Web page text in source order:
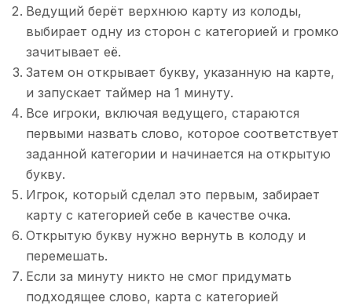
Ведущий берёт верхнюю карту из колоды,
выбирает одну из сторон с категорией и громко
зачитывает её.
Затем он открывает букву, указанную на карте,
и запускает таймер на 1 минуту.
Все игроки, включая ведущего, стараются
первыми назвать слово, которое соответствует
заданной категории и начинается на открытую
букву.
Игрок, который сделал это первым, забирает
карту с категорией себе в качестве очка.
Открытую букву нужно вернуть в колоду и
перемешать.
Если за минуту никто не смог придумать
подходящее слово, карта с категорией